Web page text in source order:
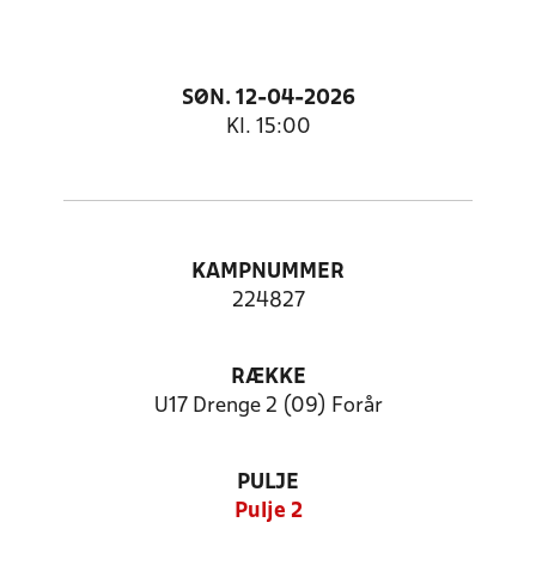
SØN. 12-04-2026
Kl. 15:00
KAMPNUMMER
224827
RÆKKE
U17 Drenge 2 (09) Forår
PULJE
Pulje 2